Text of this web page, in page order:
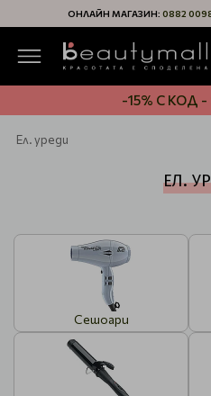
ОНЛАЙН МАГАЗИН: 0882
-15% С КОД -
Ел. уреди
ЕЛ.
Сешоари